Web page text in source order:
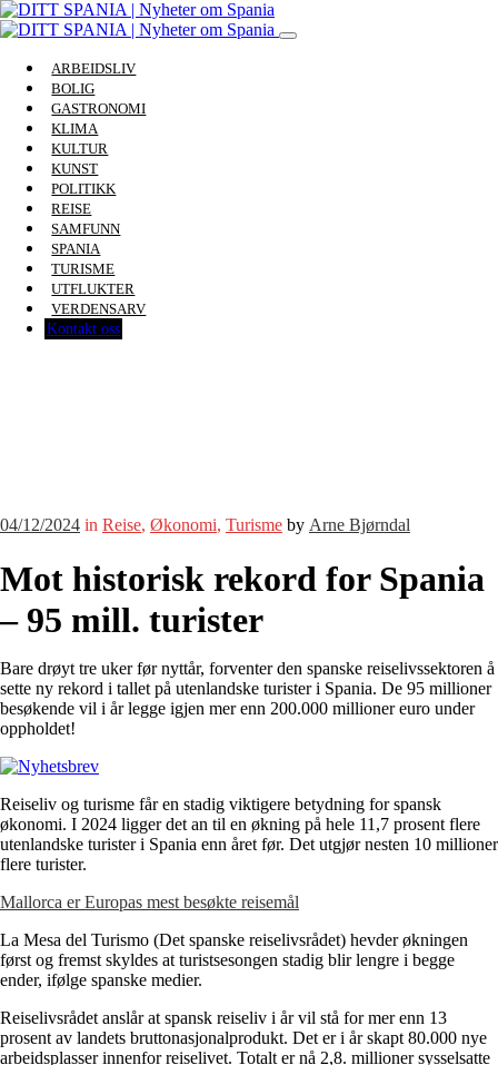
ARBEIDSLIV
BOLIG
GASTRONOMI
KLIMA
KULTUR
KUNST
POLITIKK
REISE
SAMFUNN
SPANIA
TURISME
UTFLUKTER
VERDENSARV
Kontakt oss
04/12/2024 in Reise, Økonomi, Turisme by Arne Bjørndal
Mot historisk rekord for Spania
– 95 mill. turister
Bare drøyt tre uker før nyttår, forventer den spanske reiselivssektoren å
sette ny rekord i tallet på utenlandske turister i Spania. De 95 millioner
besøkende vil i år legge igjen mer enn 200.000 millioner euro under
oppholdet!
Reiseliv og turisme får en stadig viktigere betydning for spansk
økonomi. I 2024 ligger det an til en økning på hele 11,7 prosent flere
utenlandske turister i Spania enn året før. Det utgjør nesten 10 millioner
flere turister.
Mallorca er Europas mest besøkte reisemål
La Mesa del Turismo (Det spanske reiselivsrådet) hevder økningen
først og fremst skyldes at turistsesongen stadig blir lengre i begge
ender, ifølge spanske medier.
Reiselivsrådet anslår at spansk reiseliv i år vil stå for mer enn 13
prosent av landets bruttonasjonalprodukt. Det er i år skapt 80.000 nye
arbeidsplasser innenfor reiselivet. Totalt er nå 2,8. millioner sysselsatte